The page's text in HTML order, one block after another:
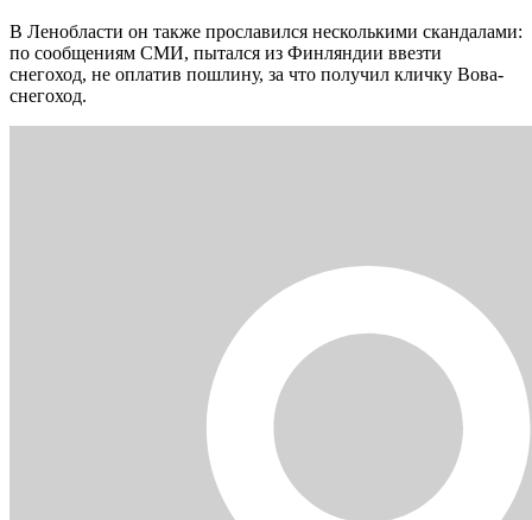
В Ленобласти он также прославился несколькими скандалами:
по сообщениям СМИ, пытался из Финляндии ввезти
снегоход, не оплатив пошлину, за что получил кличку Вова-
снегоход.